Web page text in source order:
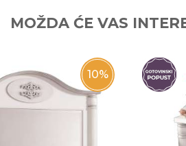
MOŽDA ĆE VAS
10%